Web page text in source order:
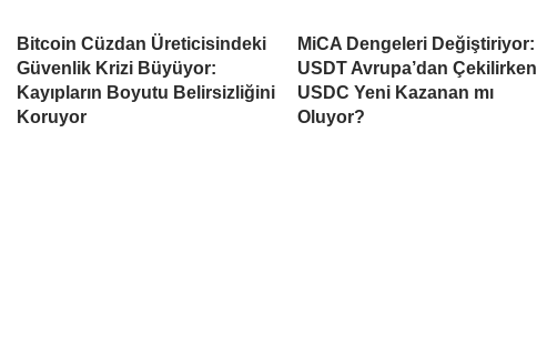
Bitcoin Cüzdan Üreticisindeki
Güvenlik Krizi Büyüyor:
Kayıpların Boyutu Belirsizliğini
Koruyor
MiCA Dengeleri Değiştiriyor:
USDT Avrupa’dan Çekilirken
USDC Yeni Kazanan mı
Oluyor?